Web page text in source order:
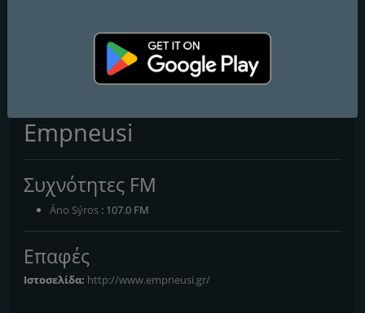
Rock Lab Radio RadioBird THNX Radio
Empneusi
Συχνότητες FM
Áno Sýros : 107.0 FM
Επαφές
Ιστοσελίδα: http://www.empneusi.gr/